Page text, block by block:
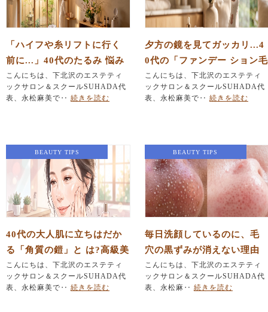
「ハイフや糸リフトに行く
前に...」40代のたるみ 悩み
に、エステができること
こんにちは、下北沢のエステティ
ックサロン＆スクールSUHADA代
表、永松麻美で‥ 続きを読む
夕方の鏡を見てガッカリ...4
0代の「ファンデー ション毛
穴落ち」を防ぐ根本ケア
こんにちは、下北沢のエステティ
ックサロン＆スクールSUHADA代
表、永松麻美で‥ 続きを読む
BEAUTY TIPS
40代の大人肌に立ちはだか
る「角質の鎧」と は?高級美
容液が効かない本当の理由
こんにちは、下北沢のエステティ
ックサロン＆スクールSUHADA代
表、永松麻美で‥ 続きを読む
BEAUTY TIPS
毎日洗顔しているのに、毛
穴の黒ずみが消えない理由
フェイシャルエステ｜毛穴
ケア
こんにちは、下北沢のエステティ
ックサロン＆スクールSUHADA代
表、永松麻‥ 続きを読む